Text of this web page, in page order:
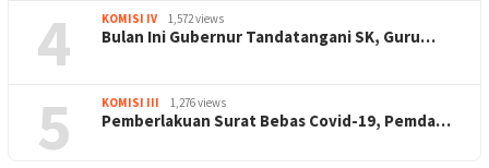
4 KOMISI IV 1,572 views
Bulan Ini Gubernur Tandatangani SK, Guru…
5 KOMISI III 1,276 views
Pemberlakuan Surat Bebas Covid-19, Pemda…